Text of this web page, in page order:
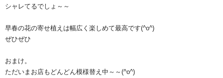
シャレてるでしょ～～
早春の花の寄せ植えは幅広く楽しめて最高です(^o^)ゞ
ぜひぜひ
おまけ。
ただいまお店もどんどん模様替え中～～(^o^)